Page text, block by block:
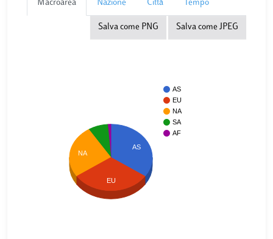
Macroarea Nazione Città Tempo
Salva come PNG Salva come JPEG
AS
EU
NA
SA
AF
AS
NA
EU